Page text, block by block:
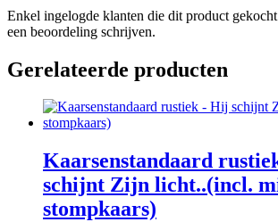
Enkel ingelogde klanten die dit product
een beoordeling schrijven.
Gerelateerde producten
Kaarsenstandaard
schijnt Zijn licht..(incl.
stompkaars)